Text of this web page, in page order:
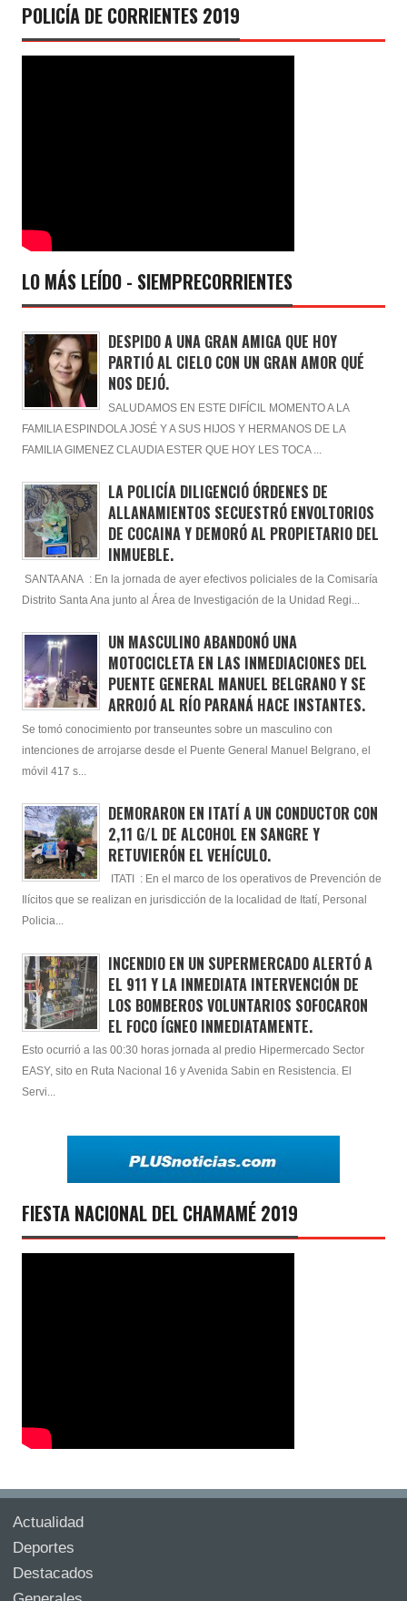
POLICÍA DE CORRIENTES 2019
LO MÁS LEÍDO - SIEMPRECORRIENTES
DESPIDO A UNA GRAN AMIGA QUE HOY
PARTIÓ AL CIELO CON UN GRAN AMOR QUÉ
NOS DEJÓ.
SALUDAMOS EN ESTE DIFÍCIL MOMENTO A LA
FAMILIA ESPINDOLA JOSÉ Y A SUS HIJOS Y HERMANOS DE LA
FAMILIA GIMENEZ CLAUDIA ESTER QUE HOY LES TOCA ...
LA POLICÍA DILIGENCIÓ ÓRDENES DE
ALLANAMIENTOS SECUESTRÓ ENVOLTORIOS
DE COCAINA Y DEMORÓ AL PROPIETARIO DEL
INMUEBLE.
SANTA ANA : En la jornada de ayer efectivos policiales de la Comisaría
Distrito Santa Ana junto al Área de Investigación de la Unidad Regi...
UN MASCULINO ABANDONÓ UNA
MOTOCICLETA EN LAS INMEDIACIONES DEL
PUENTE GENERAL MANUEL BELGRANO Y SE
ARROJÓ AL RÍO PARANÁ HACE INSTANTES.
Se tomó conocimiento por transeuntes sobre un masculino con
intenciones de arrojarse desde el Puente General Manuel Belgrano, el
móvil 417 s...
DEMORARON EN ITATÍ A UN CONDUCTOR CON
2,11 G/L DE ALCOHOL EN SANGRE Y
RETUVIERÓN EL VEHÍCULO.
ITATI : En el marco de los operativos de Prevención de
Ilícitos que se realizan en jurisdicción de la localidad de Itatí, Personal
Policia...
INCENDIO EN UN SUPERMERCADO ALERTÓ A
EL 911 Y LA INMEDIATA INTERVENCIÓN DE
LOS BOMBEROS VOLUNTARIOS SOFOCARON
EL FOCO ÍGNEO INMEDIATAMENTE.
Esto ocurrió a las 00:30 horas jornada al predio Hipermercado Sector
EASY, sito en Ruta Nacional 16 y Avenida Sabin en Resistencia. El
Servi...
FIESTA NACIONAL DEL CHAMAMÉ 2019
Actualidad
Deportes
Destacados